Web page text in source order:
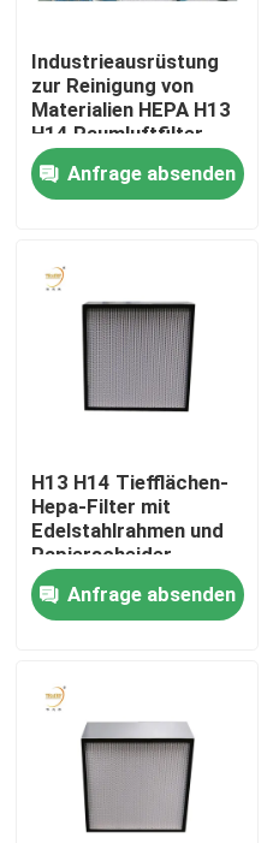
Haus
Videos
Über uns
Qualitätskontrolle
Fordern Sie ein Zitat
Vor Luftfilter
FFU-Einheit
Industrieausrüstung
zur Reinigung von
Materialien HEPA H13
H14 Raumluftfilter
Anfrage absenden
H13 H14 Tiefflächen-
Hepa-Filter mit
Edelstahlrahmen und
Papierscheider
Anfrage absenden